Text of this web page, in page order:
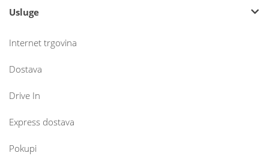
Usluge
Internet trgovina
Dostava
Drive In
Express dostava
Pokupi